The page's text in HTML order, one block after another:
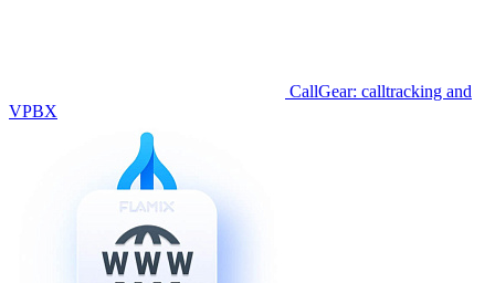
CallGear: calltracking and
VPBX